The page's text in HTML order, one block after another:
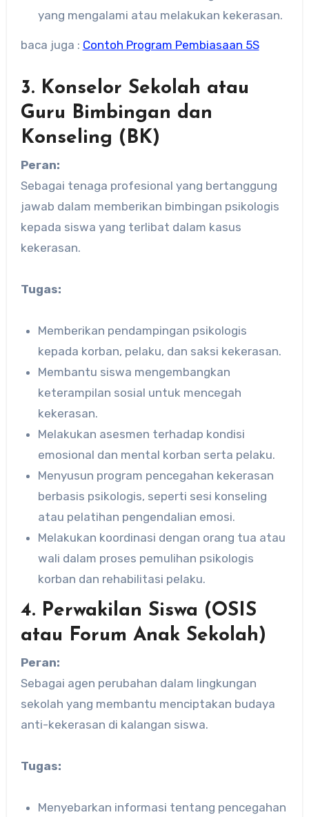
yang mengalami atau melakukan kekerasan.
baca juga : Contoh Program Pembiasaan 5S
3. Konselor Sekolah atau
Guru Bimbingan dan
Konseling (BK)
Peran:
Sebagai tenaga profesional yang bertanggung
jawab dalam memberikan bimbingan psikologis
kepada siswa yang terlibat dalam kasus
kekerasan.
Tugas:
Memberikan pendampingan psikologis
kepada korban, pelaku, dan saksi kekerasan.
Membantu siswa mengembangkan
keterampilan sosial untuk mencegah
kekerasan.
Melakukan asesmen terhadap kondisi
emosional dan mental korban serta pelaku.
Menyusun program pencegahan kekerasan
berbasis psikologis, seperti sesi konseling
atau pelatihan pengendalian emosi.
Melakukan koordinasi dengan orang tua atau
wali dalam proses pemulihan psikologis
korban dan rehabilitasi pelaku.
4. Perwakilan Siswa (OSIS
atau Forum Anak Sekolah)
Peran:
Sebagai agen perubahan dalam lingkungan
sekolah yang membantu menciptakan budaya
anti-kekerasan di kalangan siswa.
Tugas:
Menyebarkan informasi tentang pencegahan